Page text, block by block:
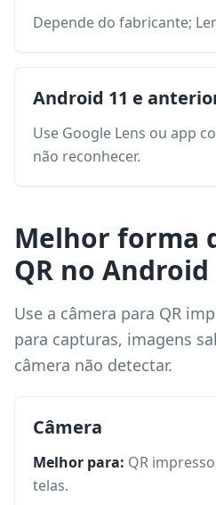
Depende do fabricante;
Android 11 e
Use Google Lens ou app
não reconhecer.
Melhor forma
QR no Android
Use a câmera para QR
para capturas, imagens
câmera não detectar.
Câmera
Melhor para: QR
telas.